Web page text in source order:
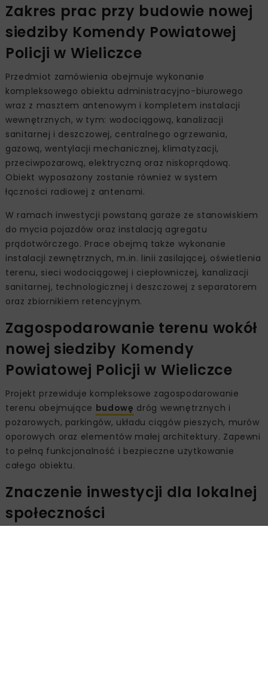
Zakres prac przy budowie nowej
siedziby Komendy Powiatowej
Policji w Wieliczce
Przedmiot zamówienia obejmuje wykonanie
kompleksowego obiektu administracyjno-biurowego
wraz z masztem antenowym i kompletem instalacji
wewnętrznych, w tym: wodociągową, kanalizacji
sanitarnej i deszczowej, centralnego ogrzewania,
gazową, wentylacji mechanicznej, klimatyzacji,
przeciwpożarową, elektryczną oraz niskoprądową.
Obiekt wyposażony zostanie również w system
łączności radiowej z antenami.
W ramach inwestycji powstaną garaże ze stanowiskiem
do mycia pojazdów oraz instalacją agregatu
prądotwórczego. Prace obejmą także wykonanie
instalacji zewnętrznych, m.in. linii zasilającej, oświetlenia
terenu, sieci wodociągowej i ciepłowniczej, kanalizacji
sanitarnej, technologicznej i deszczowej z separatorem
oraz zbiornikiem retencyjnym.
Zagospodarowanie terenu wokół
nowej siedziby Komendy
Powiatowej Policji w Wieliczce
Projekt przewiduje kompleksowe zagospodarowanie
terenu obejmujące budowę dróg wewnętrznych i
pożarowych, parkingów, układu ciągów pieszych, murów
oporowych oraz elementów małej architektury. Zapewni
to pełną funkcjonalność i bezpieczne użytkowanie
całego obiektu.
Znaczenie inwestycji dla lokalnej
społeczności